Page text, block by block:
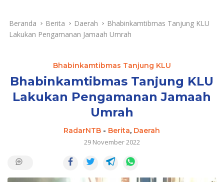
Beranda Berita Daerah
Bhabinkamtibmas Tanjung KLU
Lakukan Pengamanan Jamaah Umrah
Bhabinkamtibmas Tanjung KLU
Bhabinkamtibmas Tanjung KLU
Lakukan Pengamanan Jamaah
Umrah
RadarNTB - Berita, Daerah
29 November 2022